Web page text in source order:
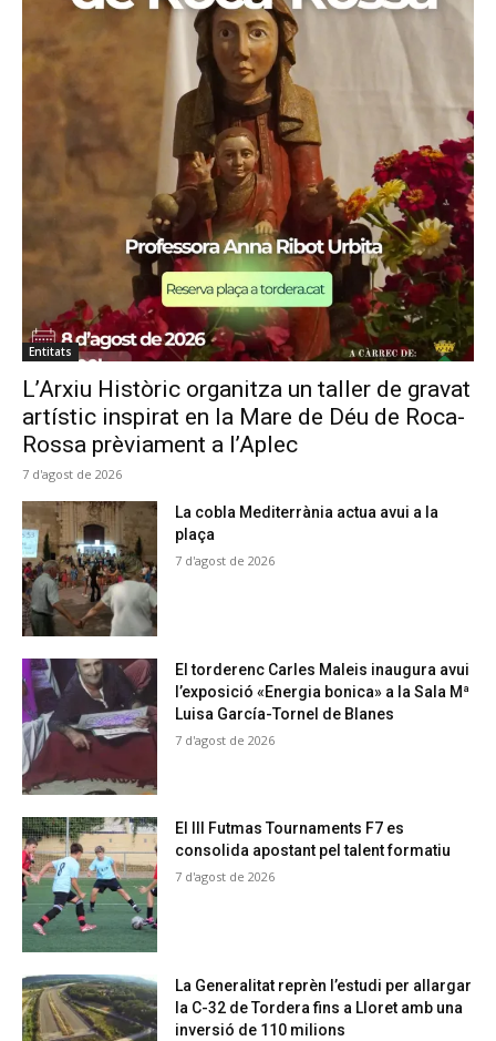
Entitats
L’Arxiu Històric organitza un taller de gravat
artístic inspirat en la Mare de Déu de Roca-
Rossa prèviament a l’Aplec
7 d'agost de 2026
La cobla Mediterrània actua avui a la
plaça
7 d'agost de 2026
El torderenc Carles Maleis inaugura avui
l’exposició «Energia bonica» a la Sala Mª
Luisa García-Tornel de Blanes
7 d'agost de 2026
El III Futmas Tournaments F7 es
consolida apostant pel talent formatiu
7 d'agost de 2026
La Generalitat reprèn l’estudi per allargar
la C-32 de Tordera fins a Lloret amb una
inversió de 110 milions